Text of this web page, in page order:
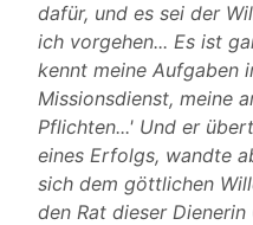
dafür, und es sei der
ich vorgehen... Es ist
kennt meine Aufgaben
Missionsdienst, meine
Pflichten...' Und er
eines Erfolgs, wandte
sich dem göttlichen
den Rat dieser